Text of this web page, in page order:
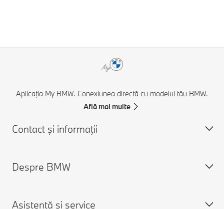
Aplicația My BMW. Conexiunea directă cu modelul tău BMW.
Află mai multe
Contact şi informaţii
Asistență și Contact
Caută un partener BMW
Despre BMW
Despre noi
Asistenţă şi service